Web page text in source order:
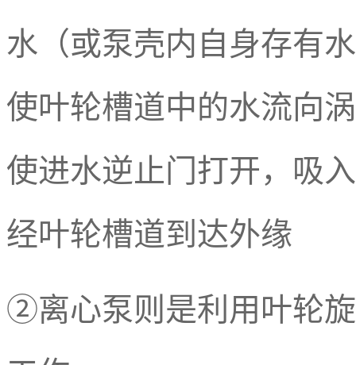
水 （或泵壳内自身存有
使叶轮槽道中的水流向
使进水逆止门打开， 吸
经叶轮槽道到达外缘
②离心泵则是利用叶轮